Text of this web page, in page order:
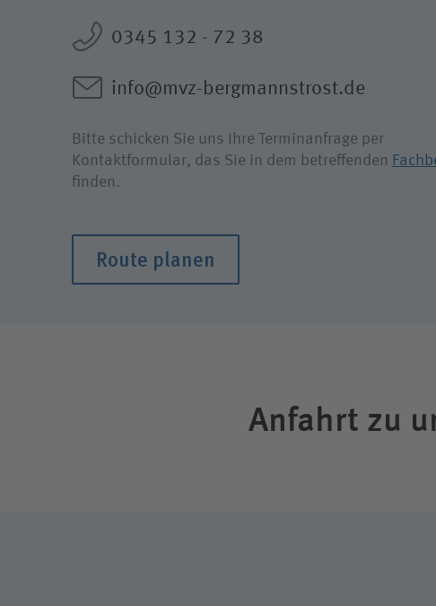
0345 132 - 72 38
info@mvz-bergmannstrost.de
Bitte schicken Sie uns Ihre Terminanfrage per
Kontaktformular, das Sie in dem betreffenden
finden.
Route planen
Anfahrt zu